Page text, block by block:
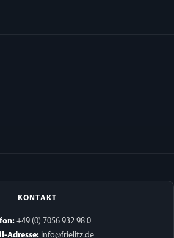
KONTAKT
+49 (0) 7056 932 98 0
Adresse: info@frielitz.de